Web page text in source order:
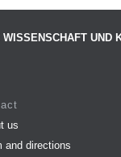
UND
us
and directions